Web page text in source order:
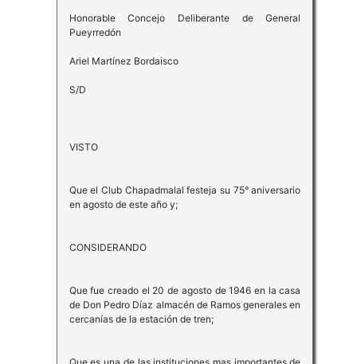
Honorable Concejo Deliberante de General
Pueyrredón
Ariel Martínez Bordaisco
S/D
VISTO
Que el Club Chapadmalal festeja su 75° aniversario
en agosto de este año y;
CONSIDERANDO
Que fue creado el 20 de agosto de 1946 en la casa
de Don Pedro Díaz almacén de Ramos generales en
cercanías de la estación de tren;